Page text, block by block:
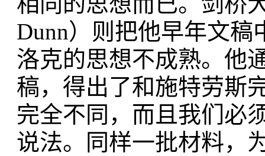
Dunn）则把他早年文
洛克的思想不成熟。他
稿，得出了和施特劳斯
完全不同，而且我们必
说法。同样一批材料，